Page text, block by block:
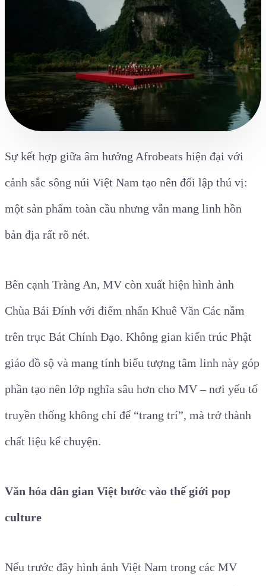
Sự kết hợp giữa âm hưởng Afrobeats hiện đại với
cảnh sắc sông núi Việt Nam tạo nên đối lập thú vị:
một sản phẩm toàn cầu nhưng vẫn mang linh hồn
bản địa rất rõ nét.
Bên cạnh Tràng An, MV còn xuất hiện hình ảnh
Chùa Bái Đính với điểm nhấn Khuê Văn Các nằm
trên trục Bát Chính Đạo. Không gian kiến trúc Phật
giáo đồ sộ và mang tính biểu tượng tâm linh này góp
phần tạo nên lớp nghĩa sâu hơn cho MV – nơi yếu tố
truyền thống không chỉ để “trang trí”, mà trở thành
chất liệu kể chuyện.
Văn hóa dân gian Việt bước vào thế giới pop
culture
Nếu trước đây hình ảnh Việt Nam trong các MV